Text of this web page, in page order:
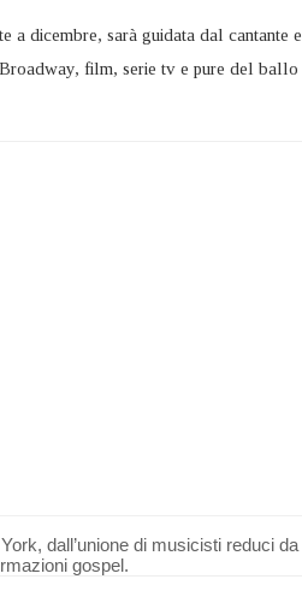
a dicembre, sarà guidata dal cantante e
film, serie tv e pure del ballo
dall’unione di musicisti reduci da
gospel.